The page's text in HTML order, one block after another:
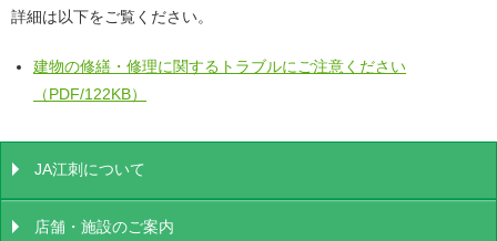
詳細は以下をご覧ください。
建物の修繕・修理に関するトラブルにご注意ください
（PDF/122KB）
JA江刺について
店舗・施設のご案内